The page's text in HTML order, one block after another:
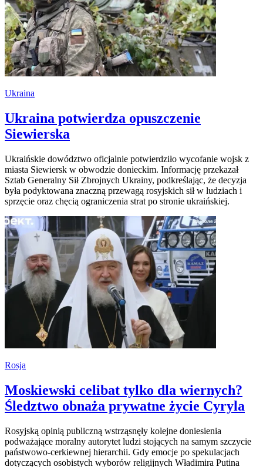
Ukraina
Ukraina potwierdza opuszczenie
Siewierska
Ukraińskie dowództwo oficjalnie potwierdziło wycofanie wojsk z
miasta Siewiersk w obwodzie donieckim. Informację przekazał
Sztab Generalny Sił Zbrojnych Ukrainy, podkreślając, że decyzja
była podyktowana znaczną przewagą rosyjskich sił w ludziach i
sprzęcie oraz chęcią ograniczenia strat po stronie ukraińskiej.
Rosja
Moskiewski celibat tylko dla wiernych?
Śledztwo obnaża prywatne życie Cyryla
Rosyjską opinią publiczną wstrząsnęły kolejne doniesienia
podważające moralny autorytet ludzi stojących na samym szczycie
państwowo-cerkiewnej hierarchii. Gdy emocje po spekulacjach
dotyczących osobistych wyborów religijnych Władimira Putina